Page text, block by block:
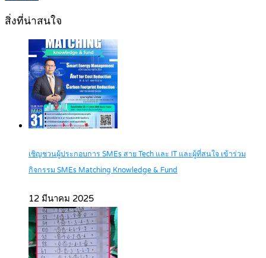
สิ่งที่น่าสนใจ
เชิญชวนผู้ประกอบการ SMEs สาย Tech และ IT และผู้ที่สนใจ เข้าร่วม
กิจกรรม SMEs Matching Knowledge & Fund
12 มีนาคม 2025